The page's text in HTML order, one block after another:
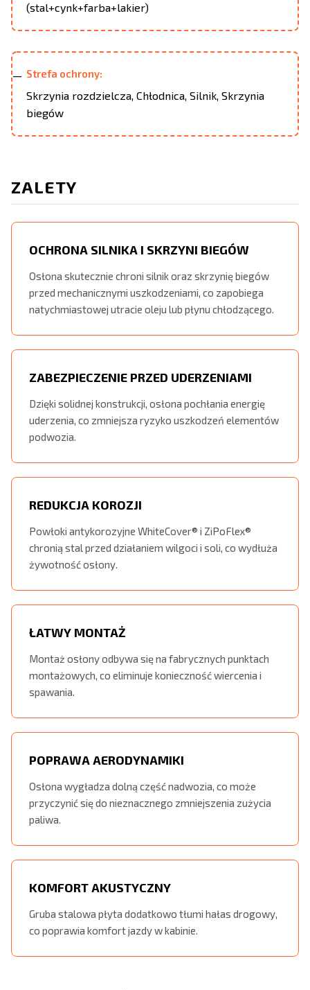
(stal+cynk+farba+lakier)
Strefa ochrony:
Skrzynia rozdzielcza, Chłodnica, Silnik, Skrzynia
biegów
ZALETY
OCHRONA SILNIKA I SKRZYNI BIEGÓW
Osłona skutecznie chroni silnik oraz skrzynię biegów
przed mechanicznymi uszkodzeniami, co zapobiega
natychmiastowej utracie oleju lub płynu chłodzącego.
ZABEZPIECZENIE PRZED UDERZENIAMI
Dzięki solidnej konstrukcji, osłona pochłania energię
uderzenia, co zmniejsza ryzyko uszkodzeń elementów
podwozia.
REDUKCJA KOROZJI
Powłoki antykorozyjne WhiteCover® i ZiPoFlex®
chronią stal przed działaniem wilgoci i soli, co wydłuża
żywotność osłony.
ŁATWY MONTAŻ
Montaż osłony odbywa się na fabrycznych punktach
montażowych, co eliminuje konieczność wiercenia i
spawania.
POPRAWA AERODYNAMIKI
Osłona wygładza dolną część nadwozia, co może
przyczynić się do nieznacznego zmniejszenia zużycia
paliwa.
KOMFORT AKUSTYCZNY
Gruba stalowa płyta dodatkowo tłumi hałas drogowy,
co poprawia komfort jazdy w kabinie.